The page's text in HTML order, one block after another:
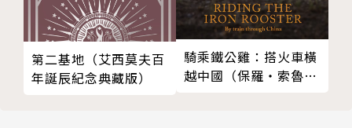
A Poetic Companion to Taiwan, 美國華盛頓大學出
版社出版，二○○五年）；二○○七年十二月出版個人
日譯詩集《鹿の哀しみ》（三木直大教授翻譯，東京思
潮社印行）；二○一○年七月出版散文《創作的型
味味一味，平常心是道
「不二齋」主人江赫
以此筆墨法供養
璟誠與嘉誠
第二基地（艾西莫夫百
年誕辰紀念典藏版）
騎乘鐵公雞：搭火車橫
越中國（保羅‧索魯旅